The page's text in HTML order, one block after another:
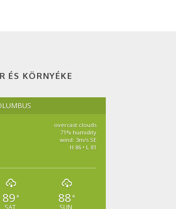
ÉS KÖRNYÉKE
overcast clouds
71% humidity
wind: 3m/s SE
H 86 • L 81
89 ° 88 °